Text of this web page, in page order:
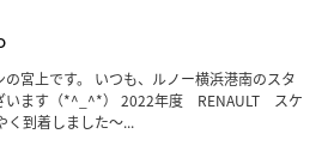
宮上です。 いつも、ルノー横浜港南のスタ
います（*^_^*） 2022年度 RENAULT スケ
く到着しました～...